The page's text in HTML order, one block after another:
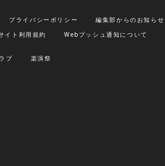
プライバシーポリシー 編集部からのお知らせ
イト利用規約 Webプッシュ通知について
ブ 楽演祭